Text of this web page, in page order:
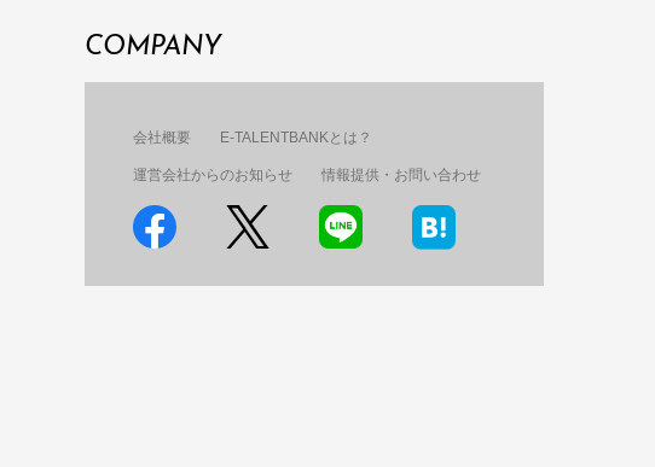
COMPANY
会社概要 E-TALENTBANKとは？
運営会社からのお知らせ 情報提供・お問い合わせ